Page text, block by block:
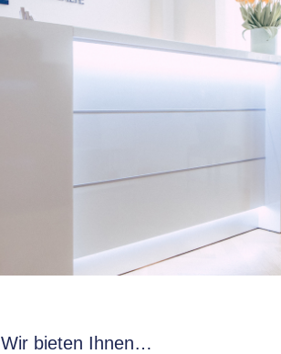
Wir bieten Ihnen…